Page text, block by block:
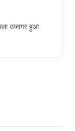
उजागर हुआ